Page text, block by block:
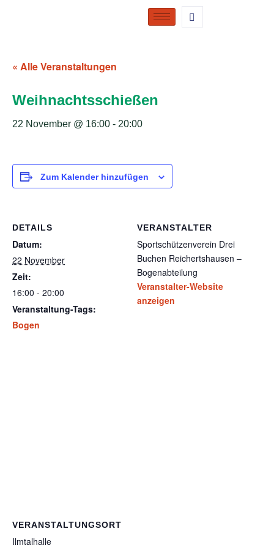
« Alle Veranstaltungen
Weihnachtsschießen
22 November @ 16:00 - 20:00
Zum Kalender hinzufügen
DETAILS
Datum:
22 November
Zeit:
16:00 - 20:00
Veranstaltung-Tags:
Bogen
VERANSTALTER
Sportschützenverein Drei
Buchen Reichertshausen –
Bogenabteilung
Veranstalter-Website
anzeigen
VERANSTALTUNGSORT
Ilmtalhalle